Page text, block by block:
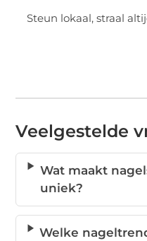
Steun lokaal, straal
Veelgestelde
Wat maakt
uniek?
Welke